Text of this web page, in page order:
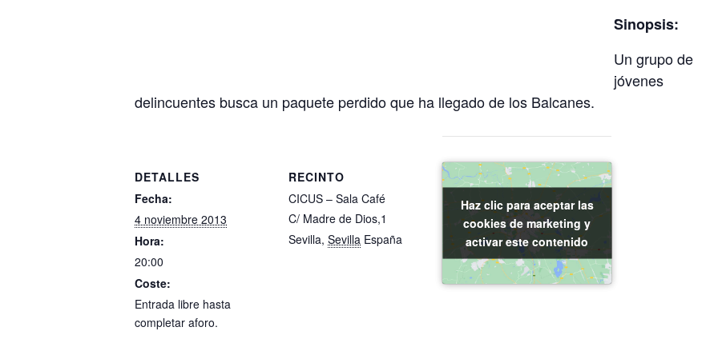
Sinopsis:
Un grupo de
jóvenes
delincuentes busca un paquete perdido que ha llegado de los Balcanes.
DETALLES
Fecha:
4 noviembre 2013
Hora:
20:00
Coste:
Entrada libre hasta
completar aforo.
RECINTO
CICUS – Sala Café
C/ Madre de Dios,1
Sevilla, Sevilla España
Haz clic para aceptar las
cookies de marketing y
activar este contenido
Haz clic para aceptar las
cookies de marketing y
activar este contenido